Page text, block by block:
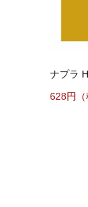
ナプラ
628円（